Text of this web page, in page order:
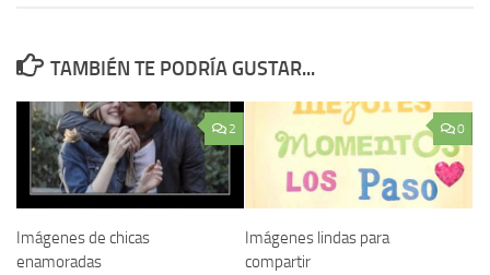
TAMBIÉN TE PODRÍA GUSTAR...
2
Imágenes de chicas
enamoradas
0
Imágenes lindas para
compartir